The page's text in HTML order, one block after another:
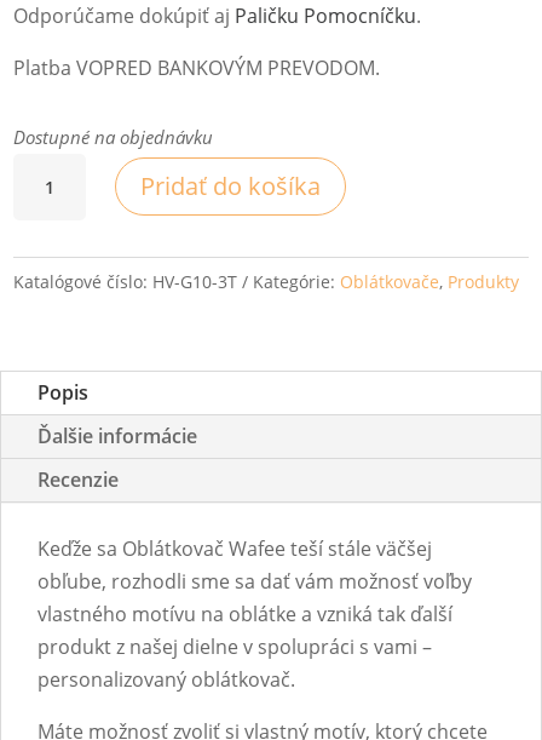
Odporúčame dokúpiť aj Paličku Pomocníčku.
Platba VOPRED BANKOVÝM PREVODOM.
Dostupné na objednávku
Oblátkovač
vlastný
motív
oblátke
(Tradika)
Pridať do košíka
Katalógové číslo: HV-G10-3T Kategórie: Oblátkovače, Produkty
Popis
Ďalšie informácie
Recenzie
Keďže sa Oblátkovač Wafee teší stále väčšej
obľube, rozhodli sme sa dať vám možnosť voľby
vlastného motívu na oblátke a vzniká tak ďalší
produkt z našej dielne v spolupráci s vami –
personalizovaný oblátkovač.
Máte možnosť zvoliť si vlastný motív, ktorý chcete